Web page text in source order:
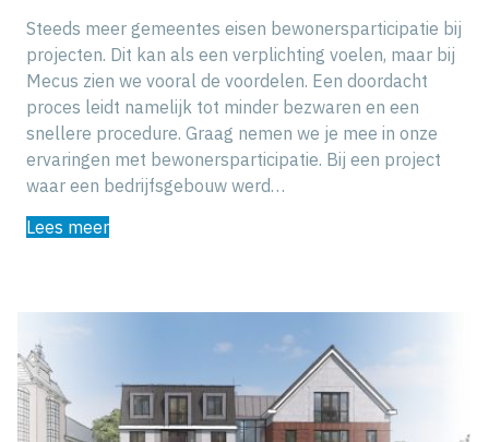
Steeds meer gemeentes eisen bewonersparticipatie bij
projecten. Dit kan als een verplichting voelen, maar bij
Mecus zien we vooral de voordelen. Een doordacht
proces leidt namelijk tot minder bezwaren en een
snellere procedure. Graag nemen we je mee in onze
ervaringen met bewonersparticipatie. Bij een project
waar een bedrijfsgebouw werd…
Lees meer